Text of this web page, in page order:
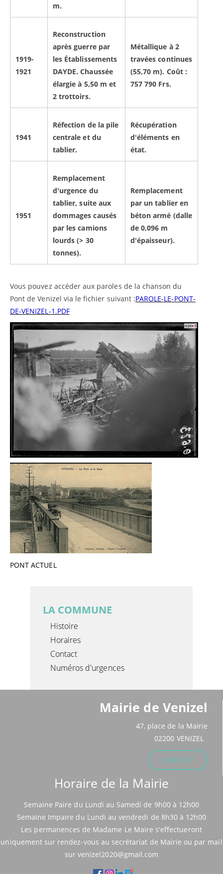
m.
1919-
1921
Reconstruction
après guerre par
les Établissements
DAYDE. Chaussée
élargie à 5,50 m et
2 trottoirs.
Métallique à 2
travées continues
(55,70 m). Coût :
757 790 Frs.
1941
Réfection de la pile
centrale et du
tablier.
Récupération
d'éléments en
état.
1951
Remplacement
d'urgence du
tablier, suite aux
dommages causés
par les camions
lourds (> 30
tonnes).
Remplacement
par un tablier en
béton armé (dalle
de 0,096 m
d'épaisseur).
Vous pouvez accéder aux paroles de la chanson du
Pont de Venizel via le fichier suivant :PAROLE-LE-PONT-
DE-VENIZEL-1.PDF
PONT ACTUEL
LA COMMUNE
Histoire
Horaires
Contact
Numéros d'urgences
Mairie de Venizel
47, place de la Mairie
02200 VENIZEL
CONTACT
Horaire de la Mairie
Semaine Paire du Lundi au Samedi de 9h00 à 12h00
Semaine Impaire du Lundi au vendredi de 8h30 à 12h00
Les permanences de Madame Le Maire s'effectueront
uniquement sur rendez-vous au secrétariat de Mairie ou par mail
sur venizel2020@gmail.com